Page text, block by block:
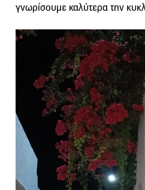
γνωρίσουμε καλύτερα την